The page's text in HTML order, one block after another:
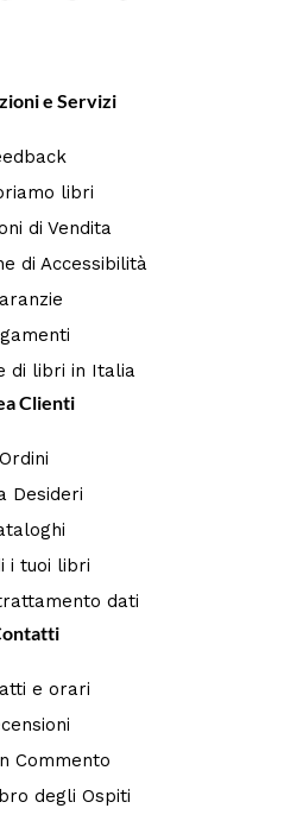
e Servizi
libri
di Vendita
di Accessibilità
di libri in Italia
Clienti
Ordini
Desideri
i tuoi libri
dati
e orari
Commento
degli Ospiti